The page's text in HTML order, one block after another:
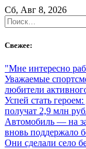
Skip
to
content
Сб, Авг 8, 2026
Найти:
Свежее:
"Мне интересно
Уважаемые
любители
Успей стать
получат 2,9 млн
Автомобиль — на
вновь поддержало
Они сделали село